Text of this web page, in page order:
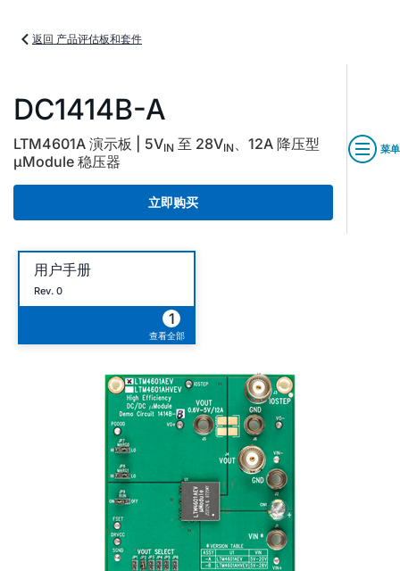
返回 产品评估板和套件
DC1414B-A
LTM4601A 演示板 | 5VIN 至 28VIN 、12A 降压型
µModule 稳压器
立即购买
菜单
用户手册
Rev. 0
1
查看全部